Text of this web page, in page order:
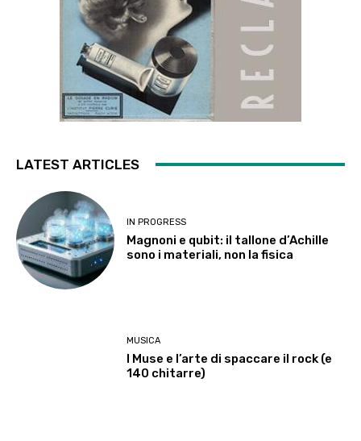
LATEST ARTICLES
IN PROGRESS
Magnoni e qubit: il tallone d’Achille
sono i materiali, non la fisica
MUSICA
I Muse e l’arte di spaccare il rock (e
140 chitarre)